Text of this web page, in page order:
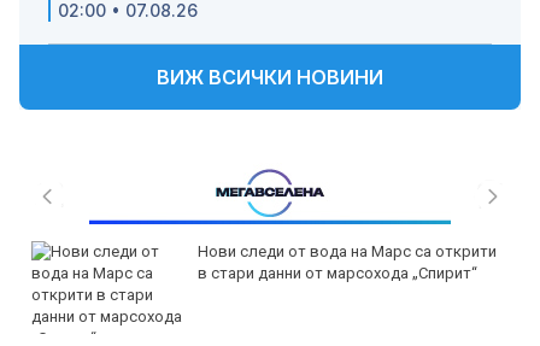
02:00 • 07.08.26
ВИЖ ВСИЧКИ НОВИНИ
Нови следи от вода на Марс са открити
в стари данни от марсохода „Спирит“